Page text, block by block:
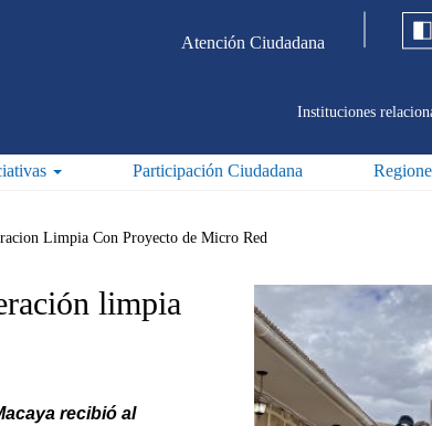
Atención Ciudadana
Instituciones
Participación Ciudadana
Limpia Con Proyecto de Micro Red
limpia
recibió al